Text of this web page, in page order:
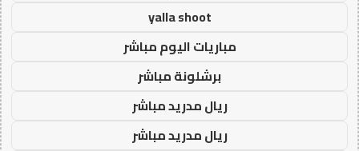
yalla shoot
مباريات اليوم مباشر
برشلونة مباشر
ريال مدريد مباشر
ريال مدريد مباشر